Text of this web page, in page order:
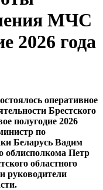
МЧС
2026 года
оперативное
Брестского
полугодие 2026
по
Беларусь Вадим
облисполкома Петр
областного
руководители